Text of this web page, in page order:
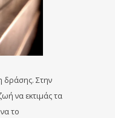
δράσης. Στην
να εκτιμάς τα
το